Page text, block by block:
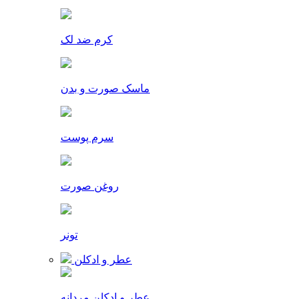
کرم ضد لک
ماسک صورت و بدن
سرم پوست
روغن صورت
تونر
عطر و ادکلن